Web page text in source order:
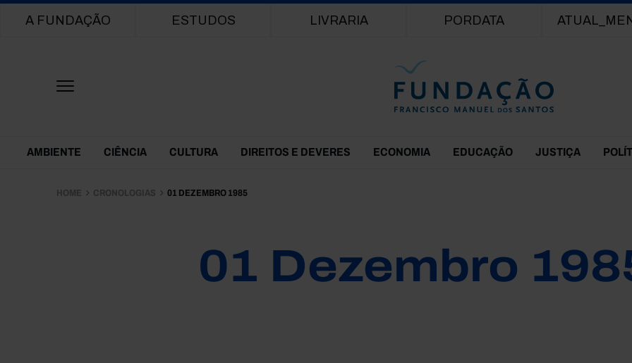
Main navigation
A FUNDAÇÃO ESTUDOS LIVRARIA PORDATA
Themes Menu
AMBIENTE CIÊNCIA CULTURA DIREITOS E DEVERES ECONOMIA EDUCAÇÃO JUSTIÇA
HOME CRONOLOGIAS 01 DEZEMBRO 1985
01 Dezembro